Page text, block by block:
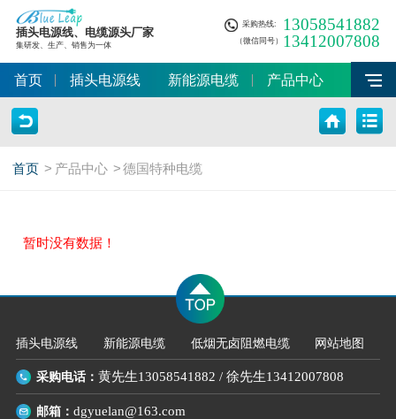
插头电源线、电缆源头厂家
集研发、生产、销售为一体
采购热线:
（微信同号）
13058541882
13412007808
首页 插头电源线 新能源电缆 产品中心
首页 > 产品中心 > 德国特种电缆
暂时没有数据！
插头电源线 新能源电缆 低烟无卤阻燃电缆 网站地图
采购电话：黄先生13058541882 /徐先生13412007808
邮箱：dgyuelan@163.com